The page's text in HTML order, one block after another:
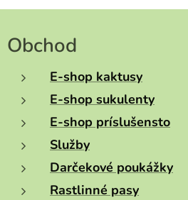
Obchod
E-shop kaktusy
E-shop sukulenty
E-shop príslušensto
Služby
Darčekové poukážky
Rastlinné pasy